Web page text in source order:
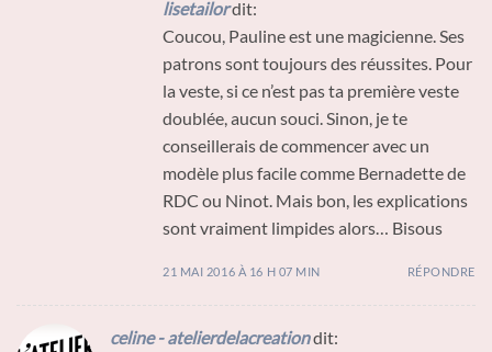
lisetailordit:
Coucou, Pauline est une magicienne. Ses
patrons sont toujours des réussites. Pour
la veste, si ce n’est pas ta première veste
doublée, aucun souci. Sinon, je te
conseillerais de commencer avec un
modèle plus facile comme Bernadette de
RDC ou Ninot. Mais bon, les explications
sont vraiment limpides alors… Bisous
21 MAI 2016 À 16 H 07 MIN RÉPONDRE
celine - atelierdelacreationdit: